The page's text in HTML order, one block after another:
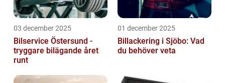
03 december 2025
Bilservice Östersund -
tryggare bilägande året
runt
01 december 2025
Billackering i Sjöbo: Vad
du behöver veta